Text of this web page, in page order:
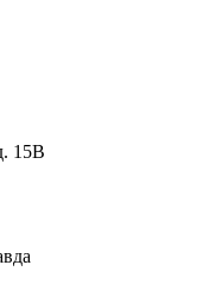
15В